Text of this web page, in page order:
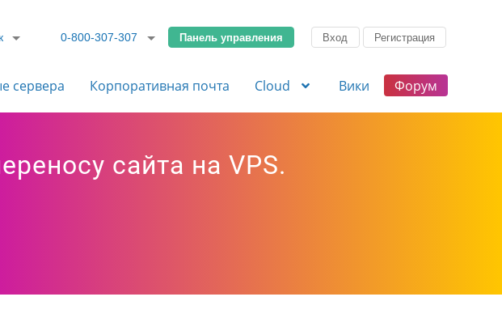
0-800-307-307 Панель управления Вход Регистрация
сервера Корпоративная почта Cloud Вики Форум
сайта на VPS.